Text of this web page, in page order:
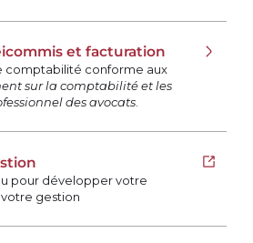
et facturation
comptabilité conforme aux
sur la comptabilité et les
des avocats.
pour développer votre
gestion
Ouvrir